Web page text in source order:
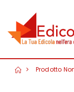
Prodotto